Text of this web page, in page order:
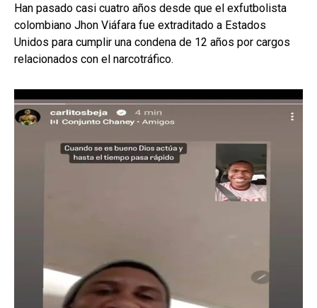
Han pasado casi cuatro años desde que el exfutbolista
colombiano Jhon Viáfara fue extraditado a Estados
Unidos para cumplir una condena de 12 años por cargos
relacionados con el narcotráfico.